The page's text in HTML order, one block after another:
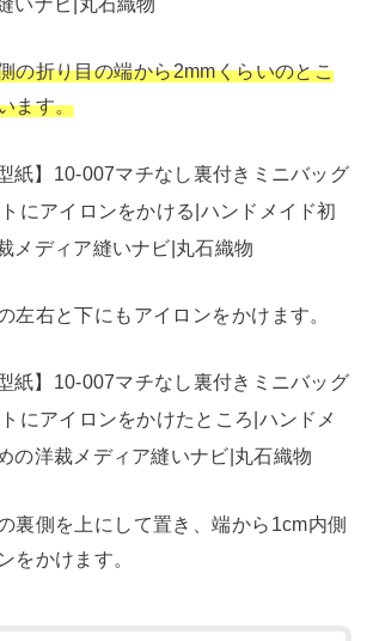
の折り目の端から2mmくらいのとこ
ます。
左右と下にもアイロンをかけます。
裏側を上にして置き、端から1cm内側
をかけます。